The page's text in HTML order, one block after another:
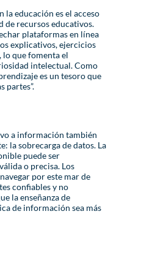
la educación es el acceso
de recursos educativos.
plataformas en línea
explicativos, ejercicios
que fomenta el
intelectual. Como
es un tesoro que
partes”.
a información también
la sobrecarga de datos. La
puede ser
o precisa. Los
por este mar de
confiables y no
la enseñanza de
de información sea más